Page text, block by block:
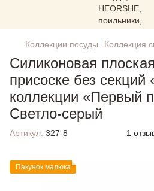
Коллекции посуды Коллекция
Силиконовая
присоске без секций
коллекции «Первый
Светло-серый
Артикул: 327-8 1
Пакунок малюка